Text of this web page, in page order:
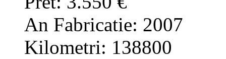
An Fabricatie: 2007
Kilometri: 138800